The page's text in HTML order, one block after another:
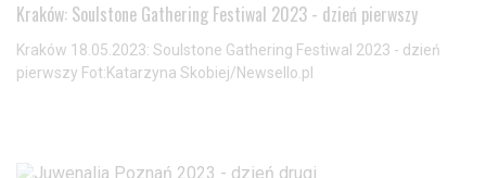
Kraków: Soulstone Gathering Festiwal 2023 - dzień pierwszy
Kraków 18.05.2023: Soulstone Gathering Festiwal 2023 - dzień
pierwszy Fot:Katarzyna Skobiej/Newsello.pl